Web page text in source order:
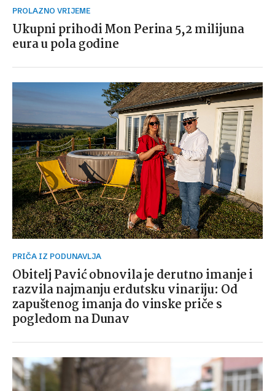
PROLAZNO VRIJEME
Ukupni prihodi Mon Perina 5,2 milijuna
eura u pola godine
PRIČA IZ PODUNAVLJA
Obitelj Pavić obnovila je derutno imanje i
razvila najmanju erdutsku vinariju: Od
zapuštenog imanja do vinske priče s
pogledom na Dunav